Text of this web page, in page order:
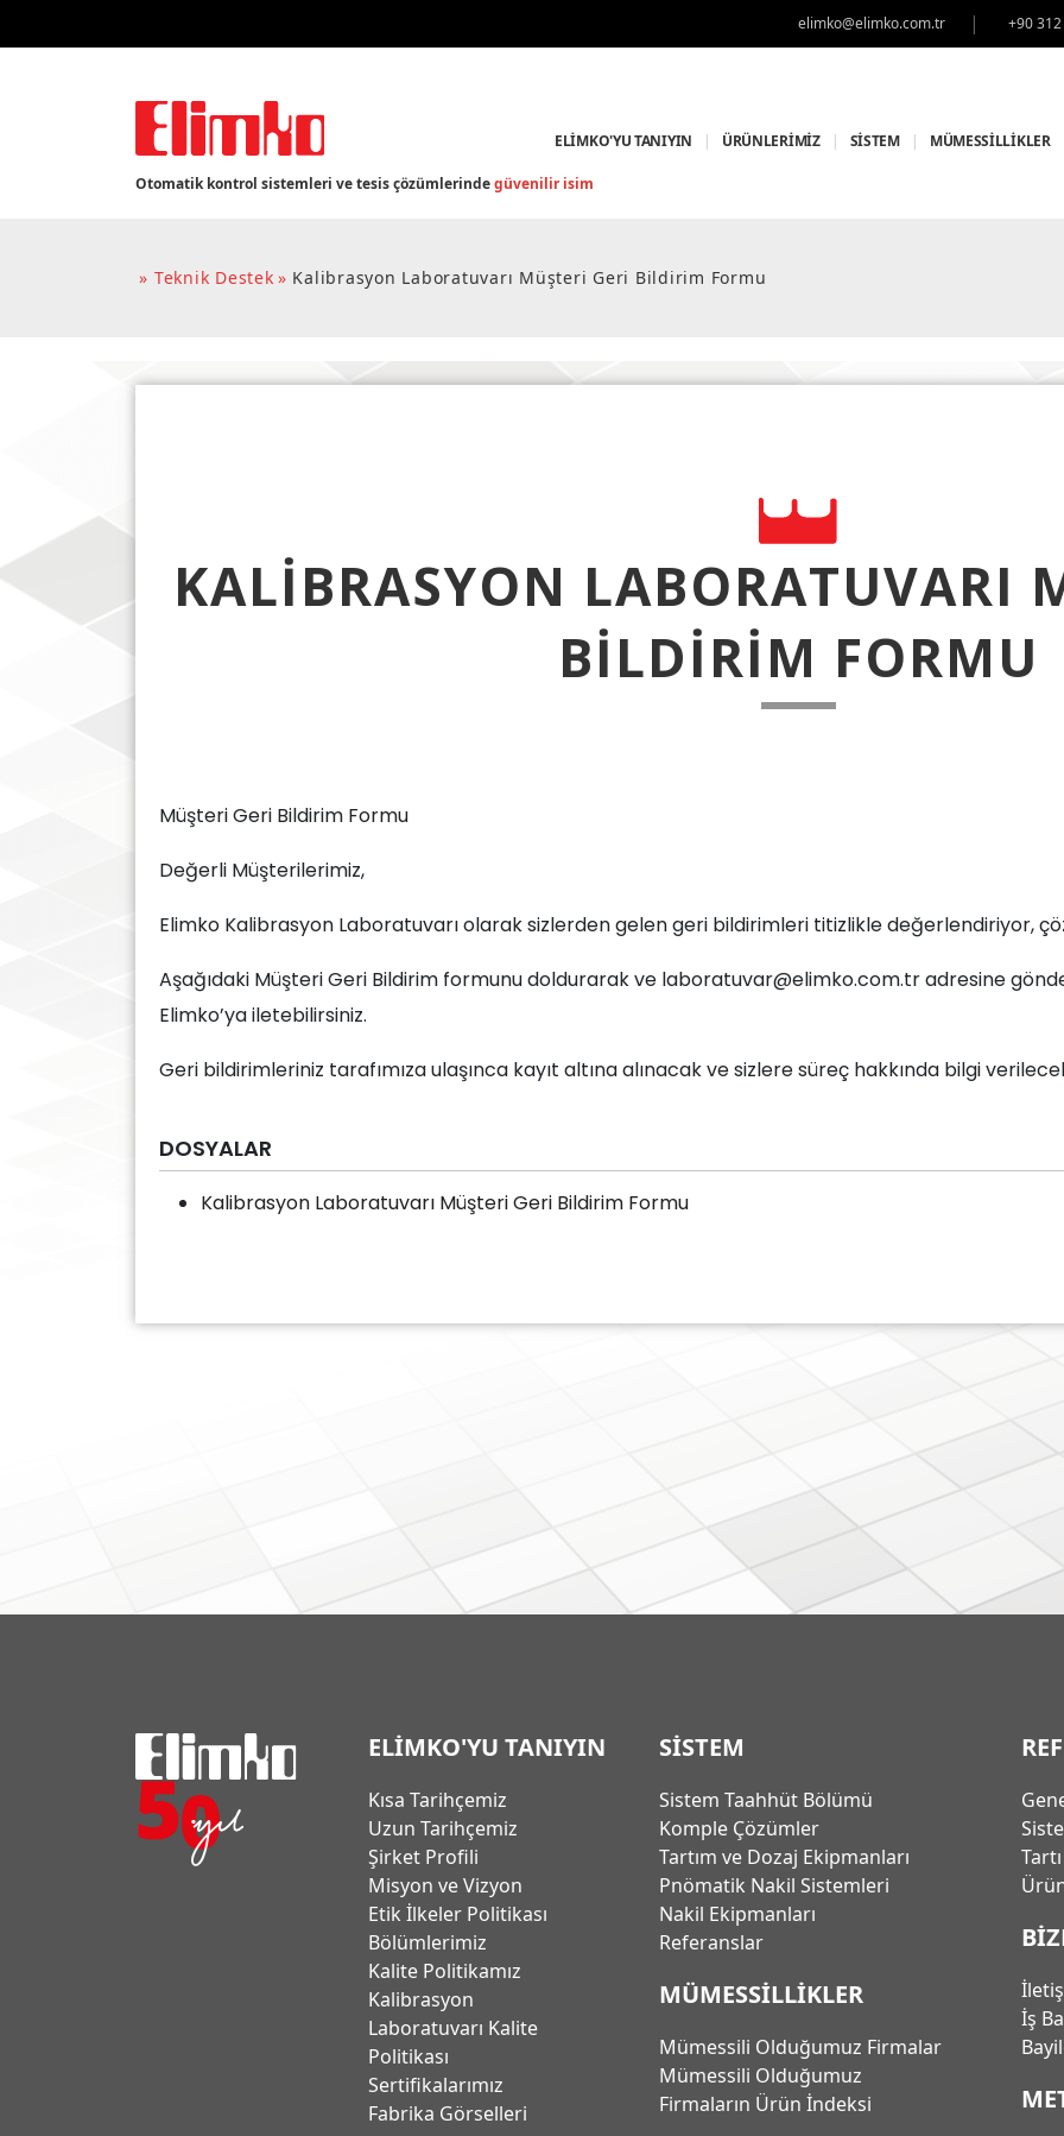
elimko@elimko.com.tr | +90
ELİMKO'YU TANIYIN | ÜRÜNLERİMİZ | SİSTEM | MÜMESSİLLİKLER
Otomatik kontrol sistemleri ve tesis çözümlerindegüvenilir isim
Teknik Destek Kalibrasyon Laboratuvarı Müşteri Geri Bildirim Formu
KALIBRASYON LABORATUVARI
BILDIRIM FORMU
Müşteri Geri Bildirim Formu
Değerli Müşterilerimiz,
Elimko Kalibrasyon Laboratuvarı olarak sizlerden gelen geri bildirimleri titizlikle değerlendiriyor,
Aşağıdaki Müşteri Geri Bildirim formunu doldurarak ve laboratuvar@elimko.com.tr adresine
Elimko’ya iletebilirsiniz.
Geri bildirimleriniz tarafımıza ulaşınca kayıt altına alınacak ve sizlere süreç hakkında bilgi
DOSYALAR
Kalibrasyon Laboratuvarı Müşteri Geri Bildirim Formu
ELİMKO'YU TANIYIN
Kısa Tarihçemiz
Uzun Tarihçemiz
Şirket Profili
Misyon ve Vizyon
Etik İlkeler Politikası
Bölümlerimiz
Kalite Politikamız
Kalibrasyon
Laboratuvarı Kalite
Politikası
Sertifikalarımız
Fabrika Görselleri
SİSTEM
Sistem Taahhüt Bölümü
Komple Çözümler
Tartım ve Dozaj Ekipmanları
Pnömatik Nakil Sistemleri
Nakil Ekipmanları
Referanslar
MÜMESSİLLİKLER
Mümessili Olduğumuz Firmalar
Mümessili Olduğumuz
Firmaların Ürün İndeksi
İş